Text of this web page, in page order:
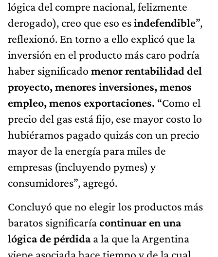
lógica del compre nacional, felizmente
derogado), creo que eso esindefendible”,
reflexionó. En torno a ello explicó que la
inversión en el producto más caro podría
haber significado menor rentabilidad del
proyecto, menores inversiones, menos
empleo, menos exportaciones. “Como el
precio del gas está fijo, ese mayor costo lo
hubiéramos pagado quizás con un precio
mayor de la energía para miles de
empresas (incluyendo pymes) y
consumidores”, agregó.
Concluyó que no elegir los productos más
baratos significaríacontinuar en una
lógica de pérdidaa la que la Argentina